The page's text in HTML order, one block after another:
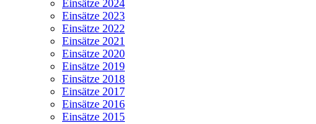
Einsätze 2024
Einsätze 2023
Einsätze 2022
Einsätze 2021
Einsätze 2020
Einsätze 2019
Einsätze 2018
Einsätze 2017
Einsätze 2016
Einsätze 2015